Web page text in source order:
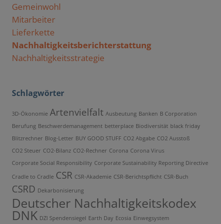
Gemeinwohl
Mitarbeiter
Lieferkette
Nachhaltigkeitsberichterstattung
Nachhaltigkeitsstrategie
Schlagwörter
3D-Ökonomie Artenvielfalt Ausbeutung Banken B Corporation
Berufung Beschwerdemanagement betterplace Biodiversität black friday
Blitzrechner Blog-Letter BUY GOOD STUFF CO2 Abgabe CO2 Ausstoß
CO2 Steuer CO2-Bilanz CO2-Rechner Corona Corona Virus
Corporate Social Responsibility Corporate Sustainability Reporting Directive
Cradle to Cradle CSR CSR-Akademie CSR-Berichtspflicht CSR-Buch
CSRD Dekarbonisierung
Deutscher Nachhaltigkeitskodex
DNK DZI Spendensiegel Earth Day Ecosia Einwegsystem